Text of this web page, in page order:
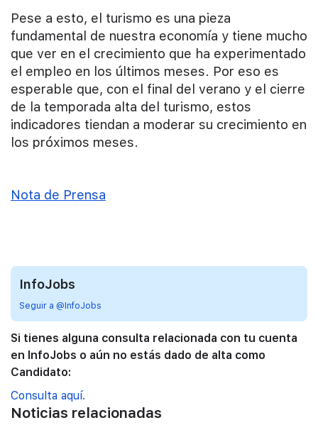
Pese a esto, el turismo es una pieza
fundamental de nuestra economía y tiene mucho
que ver en el crecimiento que ha experimentado
el empleo en los últimos meses. Por eso es
esperable que, con el final del verano y el cierre
de la temporada alta del turismo, estos
indicadores tiendan a moderar su crecimiento en
los próximos meses.
Nota de Prensa
InfoJobs
Seguir a @InfoJobs
Si tienes alguna consulta relacionada con tu cuenta
en InfoJobs o aún no estás dado de alta como
Candidato:
Consulta aquí.
Noticias relacionadas